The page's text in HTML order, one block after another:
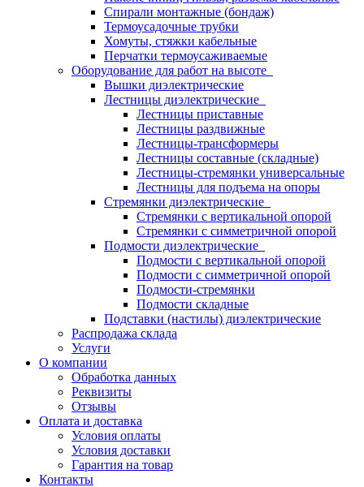
Спирали монтажные (бондаж)
Термоусадочные трубки
Хомуты, стяжки кабельные
Перчатки термоусаживаемые
Оборудование для работ на высоте
Вышки диэлектрические
Лестницы диэлектрические
Лестницы приставные
Лестницы раздвижные
Лестницы-трансформеры
Лестницы составные (складные)
Лестницы-стремянки универсальные
Лестницы для подъема на опоры
Стремянки диэлектрические
Стремянки с вертикальной опорой
Стремянки с симметричной опорой
Подмости диэлектрические
Подмости с вертикальной опорой
Подмости с симметричной опорой
Подмости-стремянки
Подмости складные
Подставки (настилы) диэлектрические
Распродажа склада
Услуги
О компании
Обработка данных
Реквизиты
Отзывы
Оплата и доставка
Условия оплаты
Условия доставки
Гарантия на товар
Контакты